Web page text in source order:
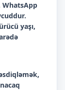
yaşı,